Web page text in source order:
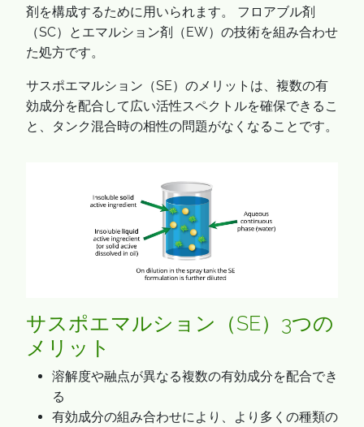
剤を構成するために用いられます。 フロアブル剤
（SC）とエマルション剤（EW）の技術を組み合わせ
た処方です。
サスポエマルション（SE）のメリットは、複数の有
効成分を配合して広い活性スペクトルを確保できるこ
と、タンク混合時の相性の問題がなくなることです。
サスポエマルション（SE）3つの
メリット
溶解度や融点が異なる複数の有効成分を配合でき
る
有効成分の組み合わせにより、より多くの種類の